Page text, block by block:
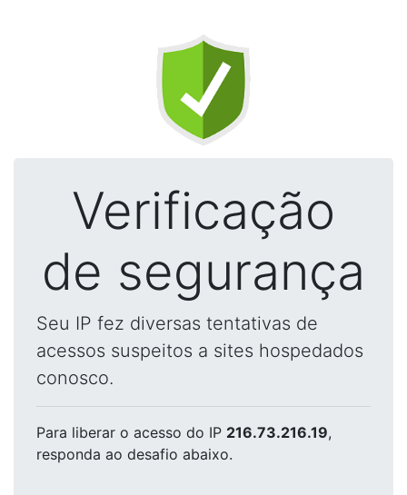
Verificação
de segurança
Seu IP fez diversas tentativas de
acessos suspeitos a sites hospedados
conosco.
Para liberar o acesso do IP 216.73.216.19,
responda ao desafio abaixo.